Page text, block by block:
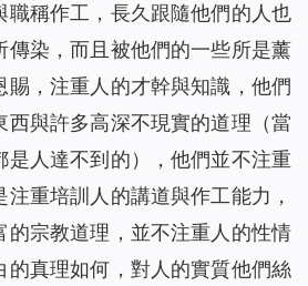
職稱作工，長久跟隨他們的人也
傳染，而且被他們的一些所是薰
賜，注重人的才幹與知識，他們
西與許多高深不現實的道理（當
是人達不到的），他們並不注重
注重培訓人的講道與作工能力，
的宗教道理，並不注重人的性情
的真理如何，對人的實質他們絲